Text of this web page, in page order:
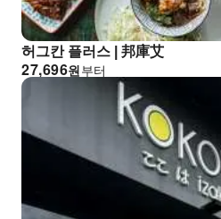
허그칸 플러스 | 邦庫艾
원
27,696 부터